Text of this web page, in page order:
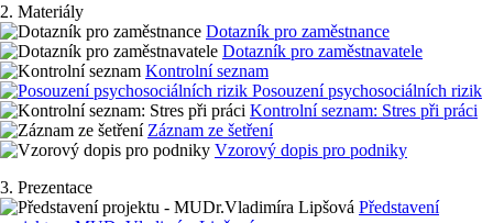
2. Materiály
Dotazník pro zaměstnance
Dotazník pro zaměstnavatele
Kontrolní seznam
Posouzení psychosociálních rizik
Kontrolní seznam: Stres při práci
Záznam ze šetření
Vzorový dopis pro podniky
3. Prezentace
Představení